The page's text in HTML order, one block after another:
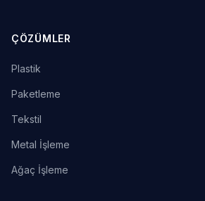
ÇÖZÜMLER
Plastik
Paketleme
Tekstil
Metal İşleme
Ağaç İşleme